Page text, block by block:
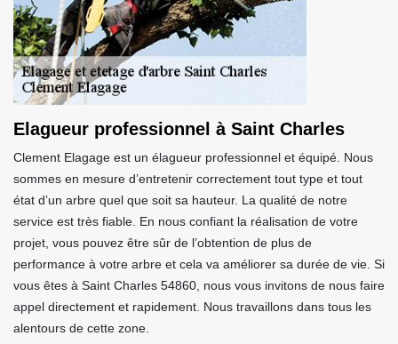
Elagueur professionnel à Saint Charles
Clement Elagage est un élagueur professionnel et équipé. Nous
sommes en mesure d’entretenir correctement tout type et tout
état d’un arbre quel que soit sa hauteur. La qualité de notre
service est très fiable. En nous confiant la réalisation de votre
projet, vous pouvez être sûr de l’obtention de plus de
performance à votre arbre et cela va améliorer sa durée de vie. Si
vous êtes à Saint Charles 54860, nous vous invitons de nous faire
appel directement et rapidement. Nous travaillons dans tous les
alentours de cette zone.